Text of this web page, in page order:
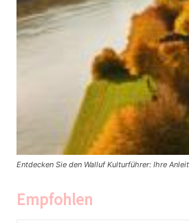
Entdecken Sie den Walluf Kulturführer: Ihre
Empfohlen